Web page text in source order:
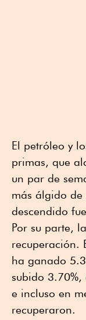
El petróleo y
primas, que
un par de
más álgido
descendido
Por su parte,
recuperación.
ha ganado
subido 3.70%,
e incluso en
recuperaron.